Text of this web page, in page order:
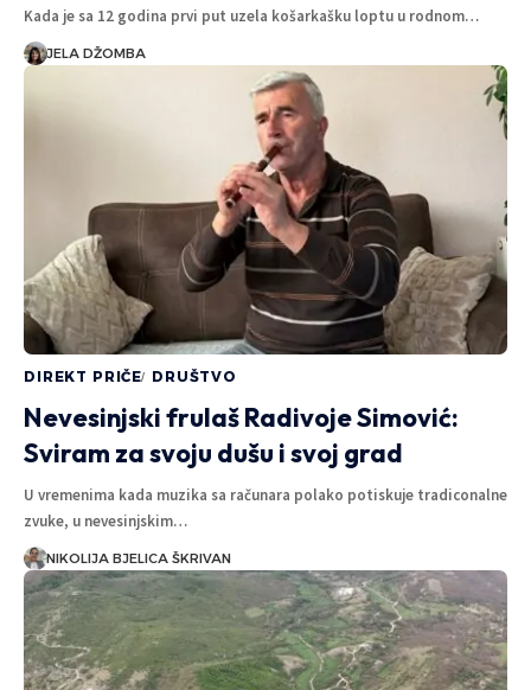
Kada je sa 12 godina prvi put uzela košarkašku loptu u rodnom…
JELA DŽOMBA
DIREKT PRIČE DRUŠTVO
Nevesinjski frulaš Radivoje Simović:
Sviram za svoju dušu i svoj grad
U vremenima kada muzika sa računara polako potiskuje tradiconalne
zvuke, u nevesinjskim…
NIKOLIJA BJELICA ŠKRIVAN